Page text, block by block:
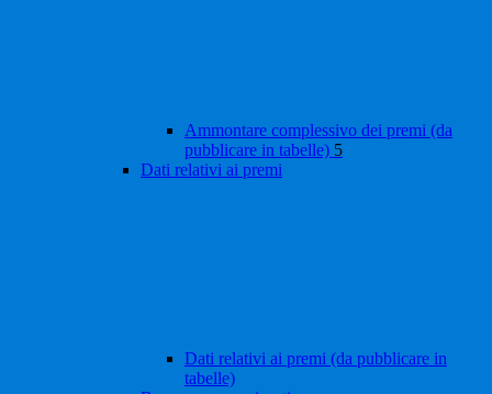
Ammontare complessivo dei premi (da
pubblicare in tabelle) 5
Dati relativi ai premi
Dati relativi ai premi (da pubblicare in
tabelle)